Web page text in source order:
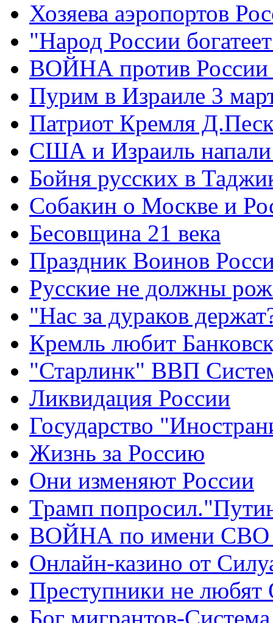
Хозяева аэропортов
"Народ России
ВОЙНА против России
Пурим в Израиле 3
Патриот Кремля
США и Израиль
Бойня русских в
Собакин о Москве и
Бесовщина 21 века
Праздник Воинов
Русские не должны
"Нас за дураков
Кремль любит
"Старлинк" ВВП
Ликвидация России
Государство
Жизнь за Россию
Они изменяют России
Трамп
ВОЙНА по имени СВО
Онлайн-казино от
Преступники не
Бог мигрантов-